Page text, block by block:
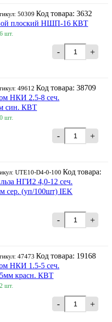
50309 Код товара: 3632
плоский НШП-16 КВТ
шт.
- +
49612 Код товара: 38709
НКИ 2.5-8 сеч.
син. КВТ
шт.
- +
UTE10-D4-0-100 Код товара:
НГИ2 4,0-12 сеч.
сер. (уп/100шт) IEK
- +
47473 Код товара: 19168
НКИ 1.5-5 сеч.
красн. КВТ
шт.
- +